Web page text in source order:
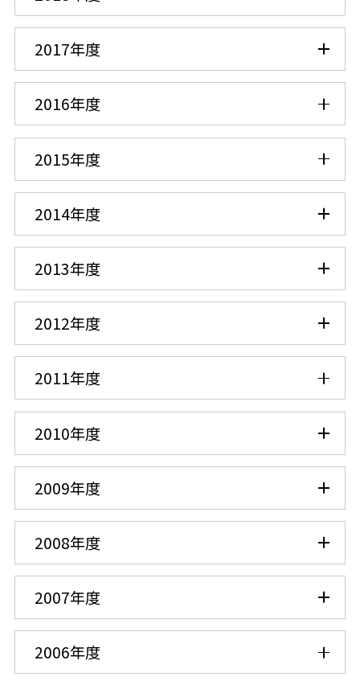
2017年度
2016年度
2015年度
2014年度
2013年度
2012年度
2011年度
2010年度
2009年度
2008年度
2007年度
2006年度